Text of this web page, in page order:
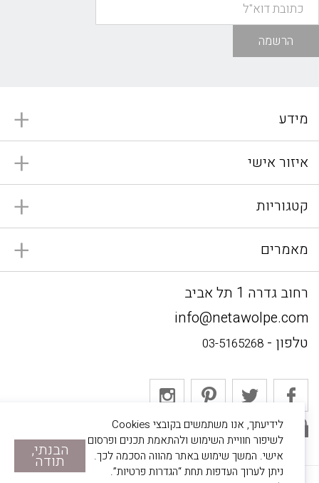
הרשמה
מידע
איזור אישי
קטגוריות
מאמרים
רחוב גדרה 1 תל אביב
info@netawolpe.com
טלפון - 03-5165268
אתר מאובטח
לידיעתך, אנו משתמשים בקובצי Cookies
לשיפור חוויית השימוש ולהתאמת תכנים ופרסום
אישי. המשך שימוש באתר מהווה הסכמה לכך.
ניתן לערוך העדפות תחת “הגדרות פרטיות”.
הבנתי,
תודה